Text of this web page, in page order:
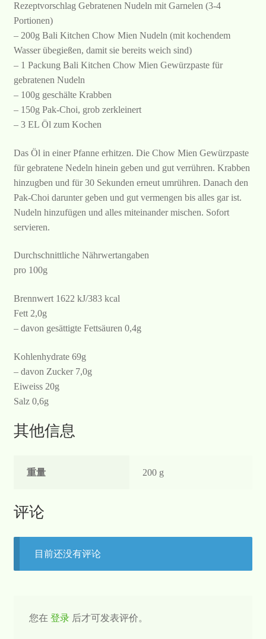
Rezeptvorschlag Gebratenen Nudeln mit Garnelen (3-4
Portionen)
– 200g Bali Kitchen Chow Mien Nudeln (mit kochendem
Wasser übegießen, damit sie bereits weich sind)
– 1 Packung Bali Kitchen Chow Mien Gewürzpaste für
gebratenen Nudeln
– 100g geschälte Krabben
– 150g Pak-Choi, grob zerkleinert
– 3 EL Öl zum Kochen
Das Öl in einer Pfanne erhitzen. Die Chow Mien Gewürzpaste
für gebratene Nedeln hinein geben und gut verrühren. Krabben
hinzugben und für 30 Sekunden erneut umrühren. Danach den
Pak-Choi darunter geben und gut vermengen bis alles gar ist.
Nudeln hinzufügen und alles miteinander mischen. Sofort
servieren.
Durchschnittliche Nährwertangaben
pro 100g
Brennwert 1622 kJ/383 kcal
Fett 2,0g
– davon gesättigte Fettsäuren 0,4g
Kohlenhydrate 69g
– davon Zucker 7,0g
Eiweiss 20g
Salz 0,6g
其他信息
重量 200 g
评论
目前还没有评论
您在 登录后才可发表评价。